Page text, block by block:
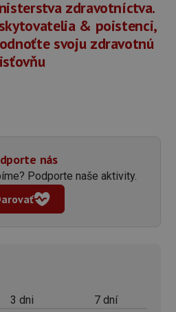
zdravotníctva.
& poistenci,
svoju zdravotnú
nás
Podporte naše aktivity.
3 dni 7 dní